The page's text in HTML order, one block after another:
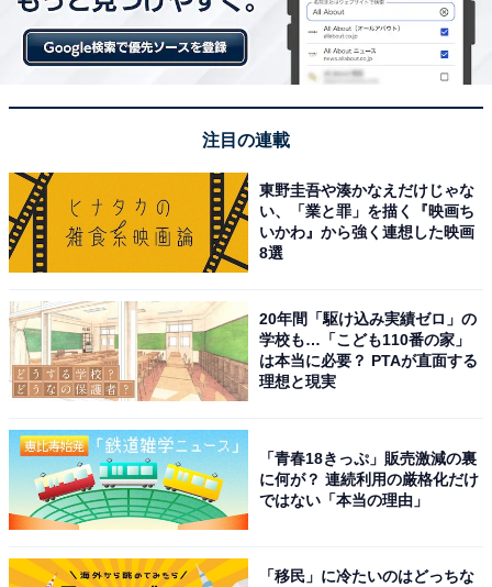
注目の連載
東野圭吾や湊かなえだけじゃな
い、「業と罪」を描く『映画ち
いかわ』から強く連想した映画
8選
20年間「駆け込み実績ゼロ」の
学校も…「こども110番の家」
は本当に必要？ PTAが直面する
理想と現実
「青春18きっぷ」販売激減の裏
に何が？ 連続利用の厳格化だけ
ではない「本当の理由」
「移民」に冷たいのはどっちな